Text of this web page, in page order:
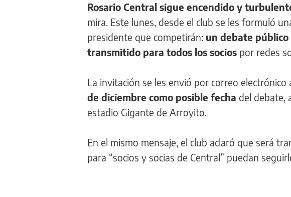
Rosario Central sigue encendido y
mira. Este lunes, desde el club se les formuló
presidente que competirán: un debate
transmitido para todos los socios por redes
La invitación se les envió por correo
de diciembre como posible fecha del debate,
estadio Gigante de Arroyito.
En el mismo mensaje, el club aclaró que será
para “socios y socias de Central” puedan